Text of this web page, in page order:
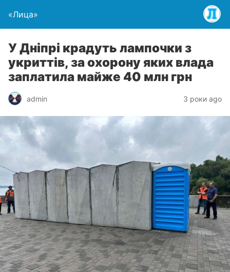
«Лица»
У Дніпрі крадуть лампочки з
укриттів, за охорону яких влада
заплатила майже 40 млн грн
admin 3 роки ago